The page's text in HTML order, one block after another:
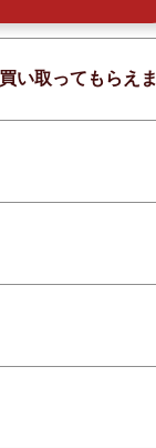
い取ってもらえ